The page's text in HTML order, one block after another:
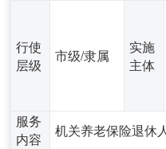
行使
层级
市级/隶属
实施
主体
服务
内容
机关养老保险退休